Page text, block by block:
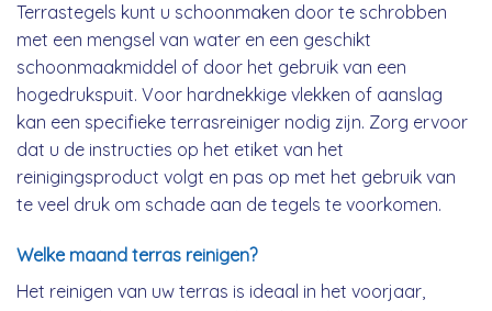
Terrastegels kunt u schoonmaken door te schrobben
met een mengsel van water en een geschikt
schoonmaakmiddel of door het gebruik van een
hogedrukspuit. Voor hardnekkige vlekken of aanslag
kan een specifieke terrasreiniger nodig zijn. Zorg ervoor
dat u de instructies op het etiket van het
reinigingsproduct volgt en pas op met het gebruik van
te veel druk om schade aan de tegels te voorkomen.
Welke maand terras reinigen?
Het reinigen van uw terras is ideaal in het voorjaar,